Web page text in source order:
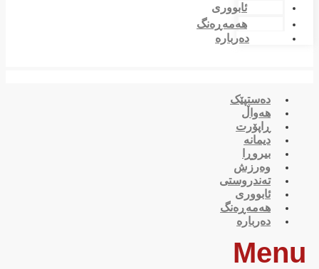
ئابووری
هەمەڕەنگ
دەربارە
دەستپێک
هەواڵ
ڕاپۆرت
دیمانە
بیروڕا
وەرزش
تەندروستی
ئابووری
هەمەڕەنگ
دەربارە
Menu